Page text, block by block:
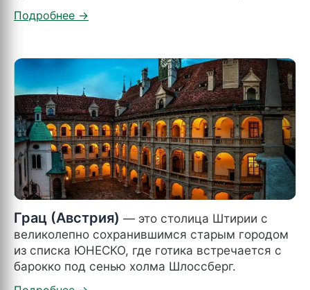
Грац (Австрия) — это столица Штирии с
великолепно сохранившимся старым городом
из списка ЮНЕСКО, где готика встречается с
барокко под сенью холма Шлоссберг.